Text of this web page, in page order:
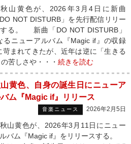
山黄色が、2026年3月4日に新曲
DO NOT DISTURB」を先行配信リリー
る。 新曲「DO NOT DISTURB」
ニューアルバム『Magic if』の収録
まれてきたが、近年は逆に「生きる
苦しさや・・・ 続きを読む
黄色、自身の誕生日にニューア
ム『Magic if』リリース
音楽ニュース 2026年2月5日
山黄色が、2026年3月11日にニュー
バム『Magic if』をリリースする。